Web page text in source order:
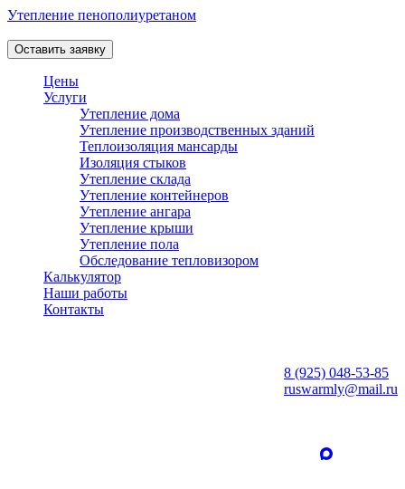
Утепление пенополиуретаном
Оставить заявку
Цены
Услуги
Утепление дома
Утепление производственных зданий
Теплоизоляция мансарды
Изоляция стыков
Утепление склада
Утепление контейнеров
Утепление ангара
Утепление крыши
Утепление пола
Обследование тепловизором
Калькулятор
Наши работы
Контакты
8 (925) 048-53-85
ruswarmly@mail.ru